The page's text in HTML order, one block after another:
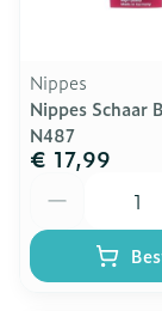
Nippes
Nippes Schaar
N487
€ 17,99